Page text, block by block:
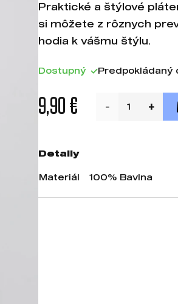
Praktické a štýlové
si môžete z rôznych
hodia k vášmu štýlu.
Dostupný Predpokládaný
9,90 €
Detaily
Materiál 100% Bavlna